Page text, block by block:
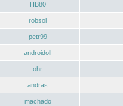
HB80
robsol
petr99
androidoll
ohr
andras
machado